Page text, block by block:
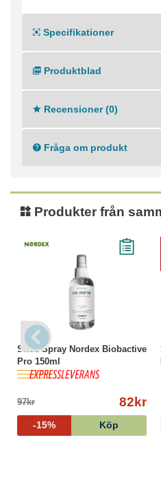
Specifikationer
Produktblad
Recensioner (0)
Fråga om produkt
Produkter från
Shoe Spray Nordex Biobactive
Pro 150ml
97kr 82kr
-15% Köp